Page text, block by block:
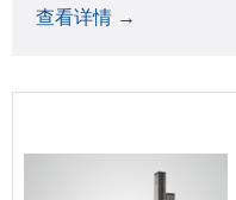
查看详情 →